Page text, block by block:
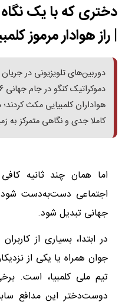
دختری که با یک
| راز هوادار مرموز
دوربین‌های تلویزیونی در
هواداران کلمبیایی مکث
کاملا جدی و نگاهی متمرکز به
اما همان چند ثانیه
اجتماعی دست‌به‌دست
جهانی تبدیل شود.
در ابتدا، بسیاری از
جوان همراه یا یکی از
تیم ملی کلمبیا، است.
دوست‌دختر این مدافع